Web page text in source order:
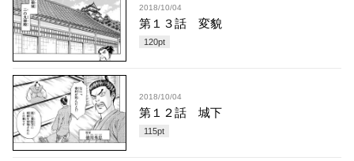
2018/10/04
第１３話 変貌
120pt
2018/10/04
第１２話 城下
115pt